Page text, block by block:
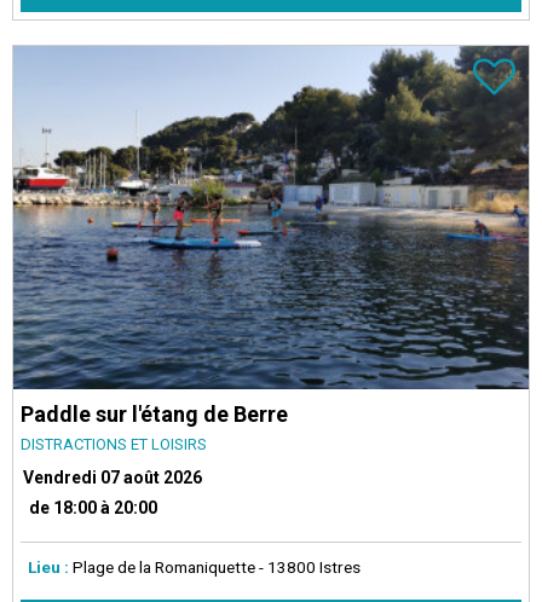
Paddle sur l'étang de Berre
DISTRACTIONS ET LOISIRS
Vendredi 07 août 2026
de 18:00 à 20:00
Lieu : Plage de la Romaniquette- 13800 Istres